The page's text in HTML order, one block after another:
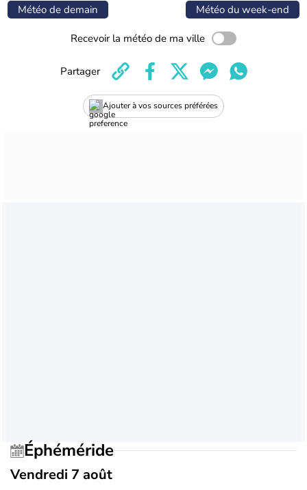
Météo de demain Météo du week-end
Recevoir la météo de ma ville
Ajouter à vos sources préférées
Partager
Éphéméride
Vendredi 7 août